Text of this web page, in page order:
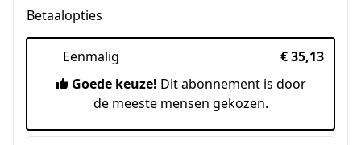
Betaalopties
Eenmalig
€ 35,13
Goede keuze! Dit abonnement is door
de meeste mensen gekozen.